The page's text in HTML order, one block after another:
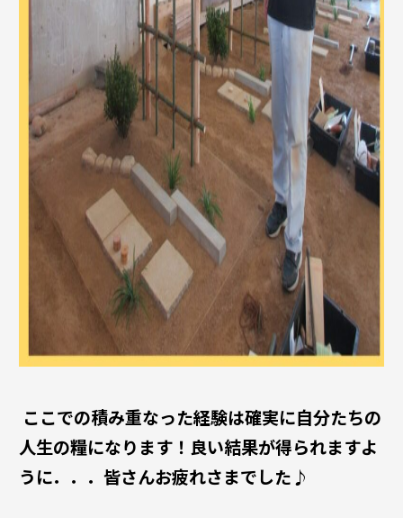
ここでの積み重なった経験は確実に自分たちの
人生の糧になります！良い結果が得られますよ
うに．．．皆さんお疲れさまでした♪